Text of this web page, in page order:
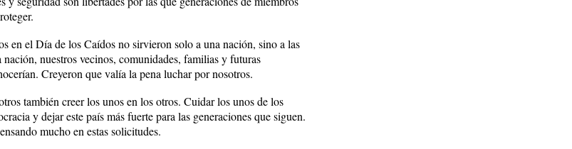
en el Día de los Caídos no sirvieron solo a una nación, sino a las
nación, nuestros vecinos, comunidades, familias y futuras
Creyeron que valía la pena luchar por nosotros.
también creer los unos en los otros. Cuidar los unos de los
y dejar este país más fuerte para las generaciones que siguen.
mucho en estas solicitudes.